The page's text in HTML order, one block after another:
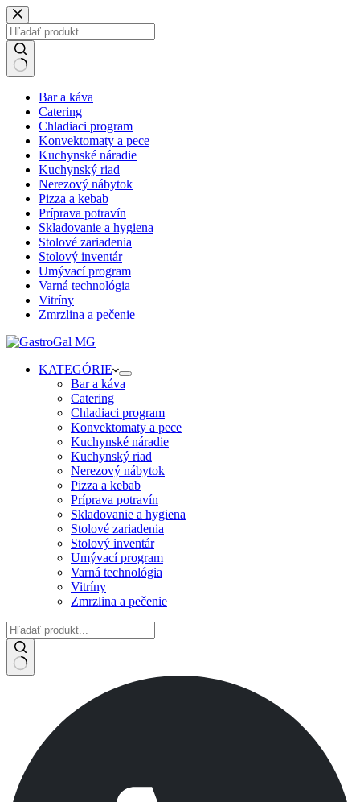
Bar a káva
Catering
Chladiaci program
Konvektomaty a pece
Kuchynské náradie
Kuchynský riad
Nerezový nábytok
Pizza a kebab
Príprava potravín
Skladovanie a hygiena
Stolové zariadenia
Stolový inventár
Umývací program
Varná technológia
Vitríny
Zmrzlina a pečenie
KATEGÓRIE
Bar a káva
Catering
Chladiaci program
Konvektomaty a pece
Kuchynské náradie
Kuchynský riad
Nerezový nábytok
Pizza a kebab
Príprava potravín
Skladovanie a hygiena
Stolové zariadenia
Stolový inventár
Umývací program
Varná technológia
Vitríny
Zmrzlina a pečenie